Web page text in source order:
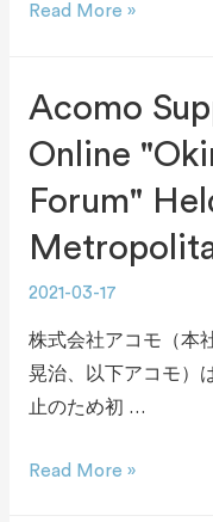
Read More »
Acomo
Online
Forum"
2021-03-17
株式会社アコモ（本
晃治、以下アコモ）
止のため初 …
Read More »